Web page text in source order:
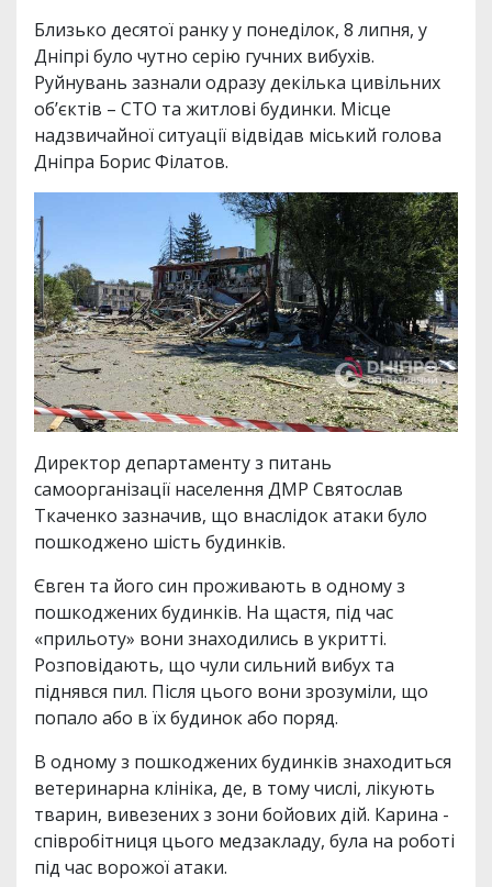
Близько десятої ранку у понеділок, 8 липня, у
Дніпрі було чутно серію гучних вибухів.
Руйнувань зазнали одразу декілька цивільних
об’єктів – СТО та житлові будинки. Місце
надзвичайної ситуації відвідав міський голова
Дніпра Борис Філатов.
Директор департаменту з питань
самоорганізації населення ДМР Святослав
Ткаченко зазначив, що внаслідок атаки було
пошкоджено шість будинків.
Євген та його син проживають в одному з
пошкоджених будинків. На щастя, під час
«прильоту» вони знаходились в укритті.
Розповідають, що чули сильний вибух та
піднявся пил. Після цього вони зрозуміли, що
попало або в їх будинок або поряд.
В одному з пошкоджених будинків знаходиться
ветеринарна клініка, де, в тому числі, лікують
тварин, вивезених з зони бойових дій. Карина -
співробітниця цього медзакладу, була на роботі
під час ворожої атаки.